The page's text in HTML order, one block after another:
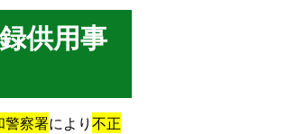
供用事
警察署により不正